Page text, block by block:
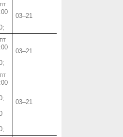
03‒21
03‒21
03‒21